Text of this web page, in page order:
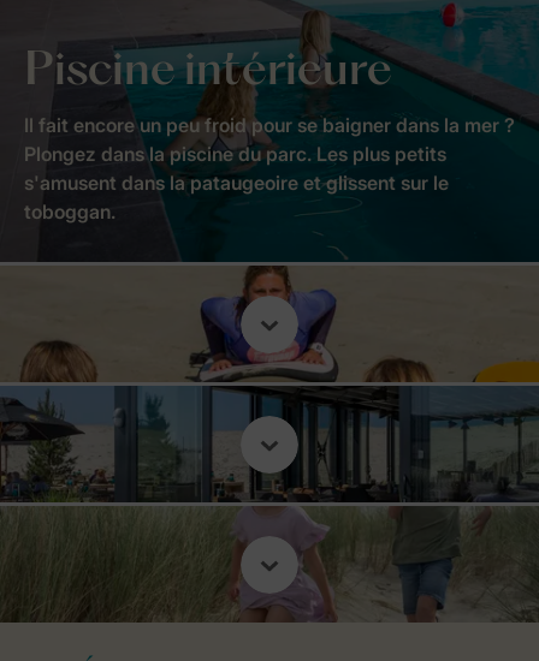
Piscine intérieure
Il fait encore un peu froid pour se baigner dans la mer ?
Plongez dans la piscine du parc. Les plus petits
s'amusent dans la pataugeoire et glissent sur le
toboggan.